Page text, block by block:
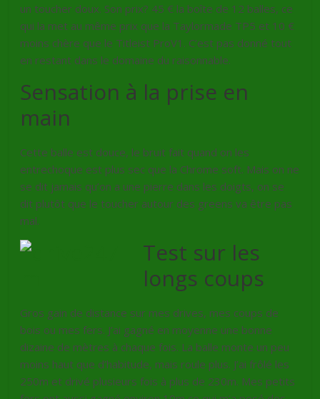
un toucher doux. Son prix? 45 € la boîte de 12 balles, ce
qui la met au même prix que la Taylormade TP5 et 10 €
moins chère que le Titleist ProV1. C’est pas donné tout
en restant dans le domaine du raisonnable.
Sensation à la prise en
main
Cette balle est douce, le bruit fait quand on les
entrechoque est plus sec que la Chrome soft. Mais on ne
se dit jamais qu’on a une pierre dans les doigts, on se
dit plutôt que le toucher autour des greens va être pas
mal.
Test sur les
longs coups
Gros gain de distance sur mes drives, mes coups de
bois ou mes fers. J’ai gagné en moyenne une bonne
dizaine de mètres à chaque fois. La balle monte un peu
moins haut que d’habitude, mais roule plus. J’ai frôlé les
250m et drivé plusieurs fois à plus de 230m. Mes petits